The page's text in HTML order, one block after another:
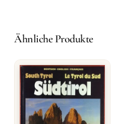
Ähnliche Produkte